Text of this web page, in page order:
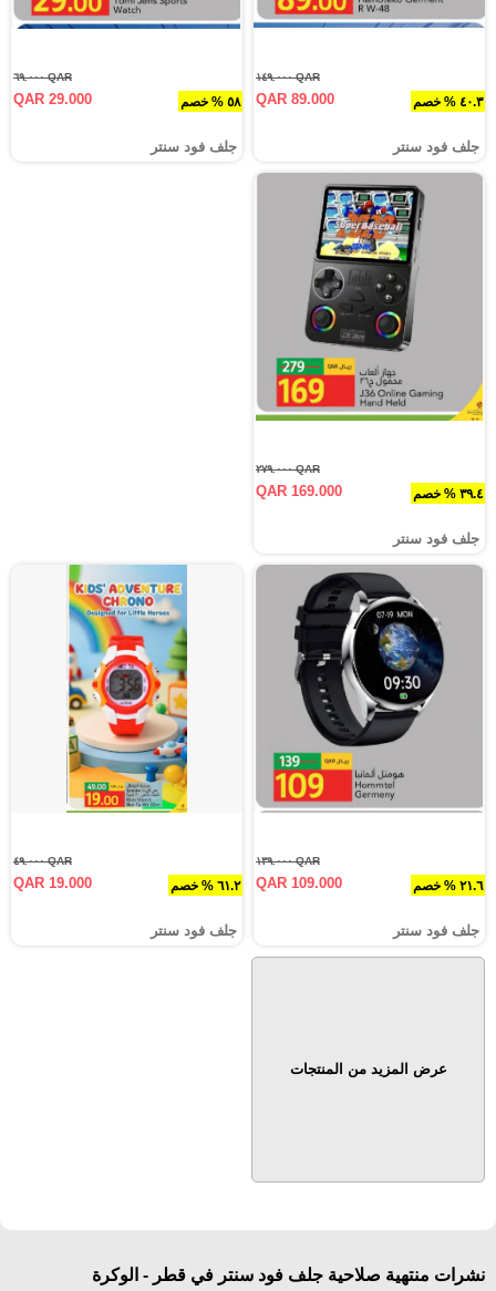
٤٠.٣ % خصم
QAR ١٤٩.٠٠٠
QAR 89.000
جلف فود سنتر
٥٨ % خصم
QAR ٦٩.٠٠٠
QAR 29.000
جلف فود سنتر
٣٩.٤ % خصم
QAR ٢٧٩.٠٠٠
QAR 169.000
جلف فود سنتر
٢١.٦ % خصم
QAR ١٣٩.٠٠٠
QAR 109.000
جلف فود سنتر
٦١.٢ % خصم
QAR ٤٩.٠٠٠
QAR 19.000
جلف فود سنتر
عرض المزيد من المنتجات
نشرات منتهية صلاحية جلف فود سنتر في قطر - الوكرة